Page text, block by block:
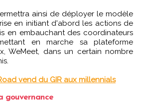
ainsi de déployer le modèle
en initiant d'abord les actions de
en embauchant des coordinateurs
en marche sa plateforme
WeMeet, dans un certain nombre
vend du GIR aux millennials
gouvernance